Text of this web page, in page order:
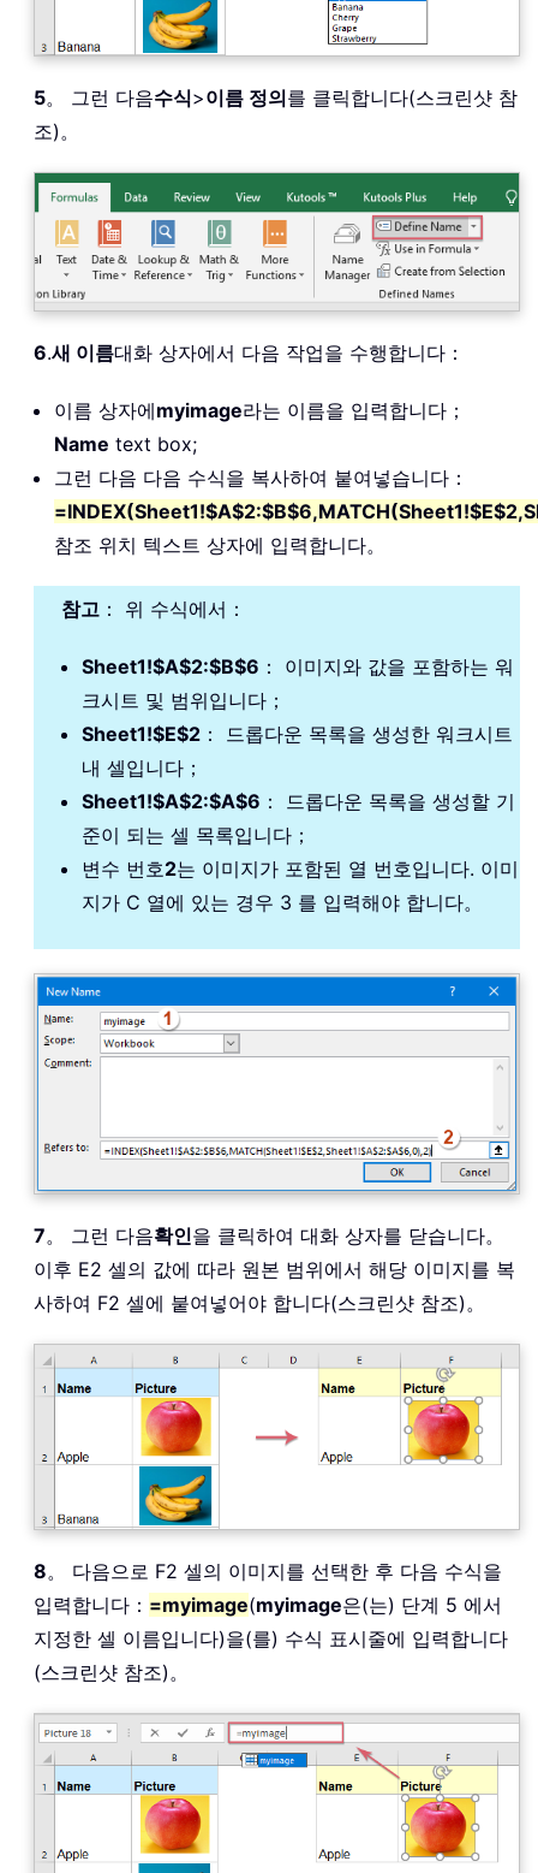
5。 그런 다음수식>이름 정의를 클릭합니다(스크린샷 참
조)。
6.새 이름대화 상자에서 다음 작업을 수행합니다：
이름 상자에myimage라는 이름을 입력합니다；
Name text box;
그런 다음 다음 수식을 복사하여 붙여넣습니다：
참조 위치 텍스트 상자에 입력합니다。
참고 ： 위 수식에서：
Sheet1!$A$2:$B$6 ： 이미지와 값을 포함하는 워
크시트 및 범위입니다；
Sheet1!$E$2 ： 드롭다운 목록을 생성한 워크시트
내 셀입니다；
Sheet1!$A$2:$A$6 ： 드롭다운 목록을 생성할 기
준이 되는 셀 목록입니다；
변수 번호2는 이미지가 포함된 열 번호입니다. 이미
지가 C 열에 있는 경우 3 를 입력해야 합니다。
7。 그런 다음확인을 클릭하여 대화 상자를 닫습니다。
이후 E2 셀의 값에 따라 원본 범위에서 해당 이미지를 복
사하여 F2 셀에 붙여넣어야 합니다(스크린샷 참조)。
8。 다음으로 F2 셀의 이미지를 선택한 후 다음 수식을
입력합니다： =myimage(myimage은(는) 단계 5 에서
지정한 셀 이름입니다)을(를) 수식 표시줄에 입력합니다
(스크린샷 참조)。